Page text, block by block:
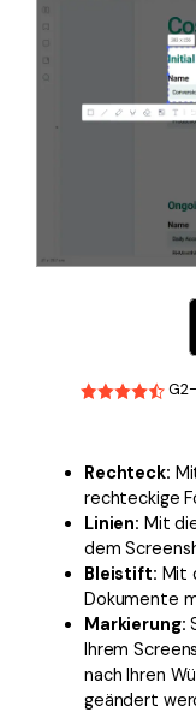
Rechteck:
rechteckige
Linien: Mit
dem
Bleistift: Mit
Dokumente
Markierung:
Ihrem
nach Ihren
geändert